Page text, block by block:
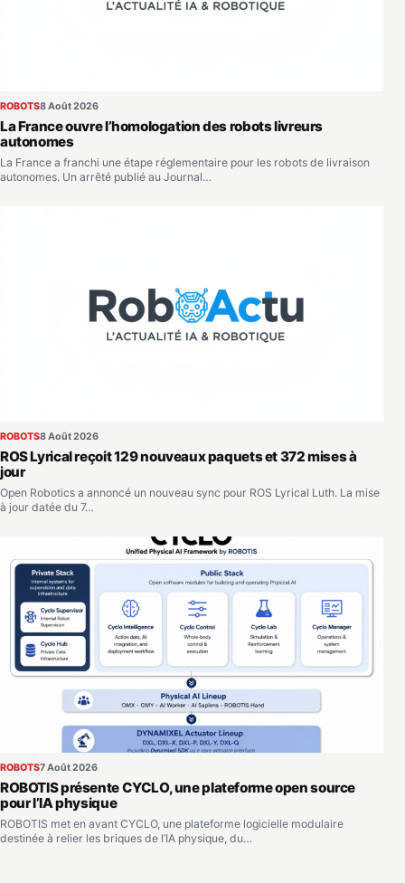
ROBOTS8 Août 2026
La France ouvre l’homologation des robots livreurs
autonomes
La France a franchi une étape réglementaire pour les robots de livraison
autonomes. Un arrêté publié au Journal…
ROBOTS8 Août 2026
ROS Lyrical reçoit 129 nouveaux paquets et 372 mises à
jour
Open Robotics a annoncé un nouveau sync pour ROS Lyrical Luth. La mise
à jour datée du 7…
ROBOTS7 Août 2026
ROBOTIS présente CYCLO, une plateforme open source
pour l’IA physique
ROBOTIS met en avant CYCLO, une plateforme logicielle modulaire
destinée à relier les briques de l’IA physique, du…